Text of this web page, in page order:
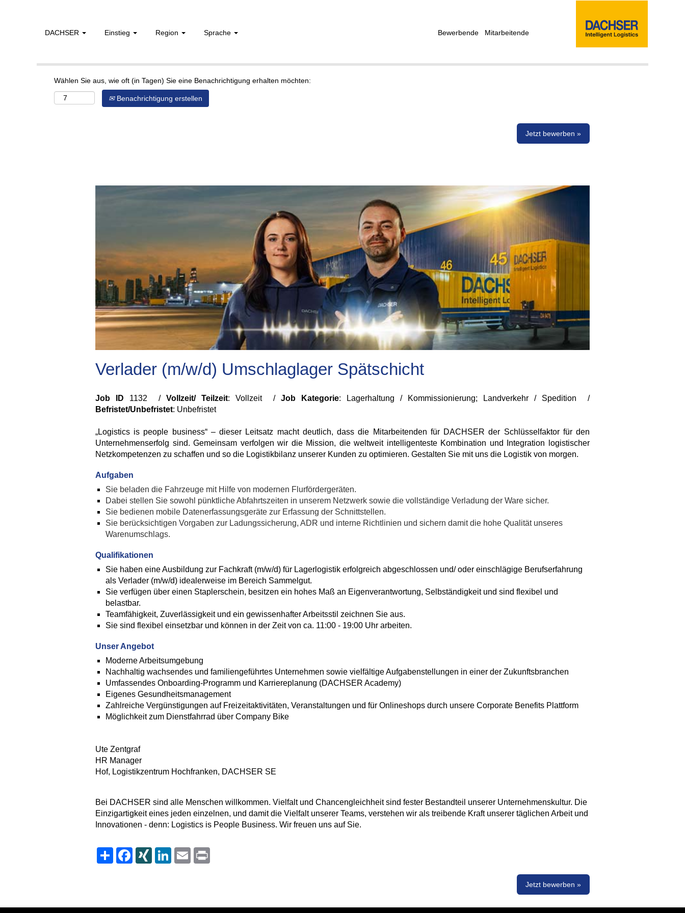
DACHSER Einstieg Region Sprache Bewerbende Mitarbeitende
Mehr Optionen anzeigen
Wählen Sie aus, wie oft (in Tagen) Sie eine Benachrichtigung erhalten möchten:
Benachrichtigung erstellen
Jetzt bewerben »
Verlader (m/w/d) Umschlaglager Spätschicht
Job ID 1132 / Vollzeit/ Teilzeit: Vollzeit / Job Kategorie: Lagerhaltung / Kommissionierung; Landverkehr / Spedition /
Befristet/Unbefristet: Unbefristet
„Logistics is people business“ – dieser Leitsatz macht deutlich, dass die Mitarbeitenden für DACHSER der Schlüsselfaktor für den
Unternehmenserfolg sind. Gemeinsam verfolgen wir die Mission, die weltweit intelligenteste Kombination und Integration logistischer
Netzkompetenzen zu schaffen und so die Logistikbilanz unserer Kunden zu optimieren. Gestalten Sie mit uns die Logistik von morgen.
Aufgaben
Sie beladen die Fahrzeuge mit Hilfe von modernen Flurfördergeräten.
Dabei stellen Sie sowohl pünktliche Abfahrtszeiten in unserem Netzwerk sowie die vollständige Verladung der Ware sicher.
Sie bedienen mobile Datenerfassungsgeräte zur Erfassung der Schnittstellen.
Sie berücksichtigen Vorgaben zur Ladungssicherung, ADR und interne Richtlinien und sichern damit die hohe Qualität unseres
Warenumschlags.
Qualifikationen
Sie haben eine Ausbildung zur Fachkraft (m/w/d) für Lagerlogistik erfolgreich abgeschlossen und/ oder einschlägige Berufserfahrung
als Verlader (m/w/d) idealerweise im Bereich Sammelgut.
Sie verfügen über einen Staplerschein, besitzen ein hohes Maß an Eigenverantwortung, Selbständigkeit und sind flexibel und
belastbar.
Teamfähigkeit, Zuverlässigkeit und ein gewissenhafter Arbeitsstil zeichnen Sie aus.
Sie sind flexibel einsetzbar und können in der Zeit von ca. 11:00 - 19:00 Uhr arbeiten.
Unser Angebot
Moderne Arbeitsumgebung
Nachhaltig wachsendes und familiengeführtes Unternehmen sowie vielfältige Aufgabenstellungen in einer der Zukunftsbranchen
Umfassendes Onboarding-Programm und Karriereplanung (DACHSER Academy)
Eigenes Gesundheitsmanagement
Zahlreiche Vergünstigungen auf Freizeitaktivitäten, Veranstaltungen und für Onlineshops durch unsere Corporate Benefits Plattform
Möglichkeit zum Dienstfahrrad über Company Bike
Ute Zentgraf
HR Manager
Hof, Logistikzentrum Hochfranken, DACHSER SE
Bei DACHSER sind alle Menschen willkommen. Vielfalt und Chancengleichheit sind fester Bestandteil unserer Unternehmenskultur. Die
Einzigartigkeit eines jeden einzelnen, und damit die Vielfalt unserer Teams, verstehen wir als treibende Kraft unserer täglichen Arbeit und
Innovationen - denn: Logistics is People Business. Wir freuen uns auf Sie.
Share FacebookXING LinkedInEmail
Jetzt bewerben »